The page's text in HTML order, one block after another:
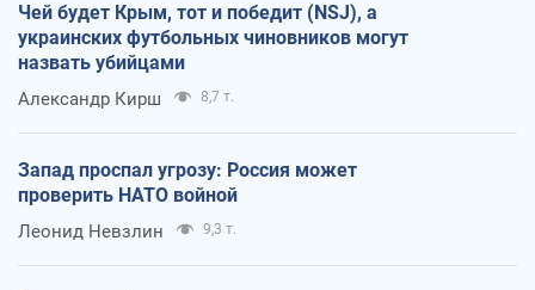
Чей будет Крым, тот и победит (NSJ), а
украинских футбольных чиновников могут
назвать убийцами
Александр Кирш 8,7 т.
Запад проспал угрозу: Россия может
проверить НАТО войной
Леонид Невзлин 9,3 т.